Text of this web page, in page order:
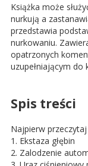
Książka może
nurkują a
przedstawia
nurkowaniu.
opatrzonych
uzupełniającym
Spis treści
Najpierw
1. Ekstaza głębin
2. Zalodzenie